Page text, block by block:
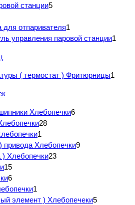
станции5
отпаривателя1
управления паровой станции1
( термостат ) Фритюрницы1
Хлебопечки6
28
1
привода Хлебопечки9
Хлебопечки23
15
6
1
элемент ) Хлебопечеки5